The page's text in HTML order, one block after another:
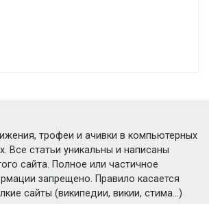
трофеи и ачивки в компьютерных
Все статьи уникальны и написаны
сайта. Полное или частичное
запрещено. Правило касается
сайты (википедии, викии, стима...)